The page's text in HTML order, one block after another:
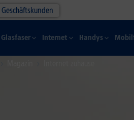
Geschäftskunden
Glasfaser Internet Handys